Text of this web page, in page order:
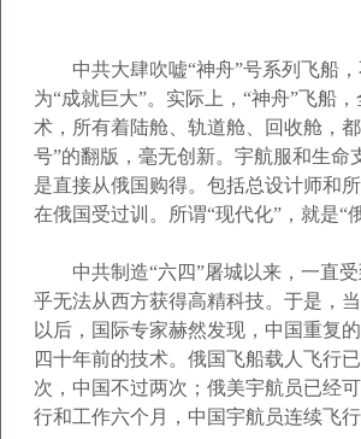
中共大肆吹嘘“神舟”号系列飞船，
为“成就巨大”。实际上，“神舟”飞船
术，所有着陆舱、轨道舱、回收舱，
号”的翻版，毫无创新。宇航服和生命
是直接从俄国购得。包括总设计师和
在俄国受过训。所谓“现代化”，就是“
中共制造“六四”屠城以来，一直受
乎无法从西方获得高精科技。于是，
以后，国际专家赫然发现，中国重复
四十年前的技术。俄国飞船载人飞行
次，中国不过两次；俄美宇航员已经
行和工作六个月，中国宇航员连续飞行